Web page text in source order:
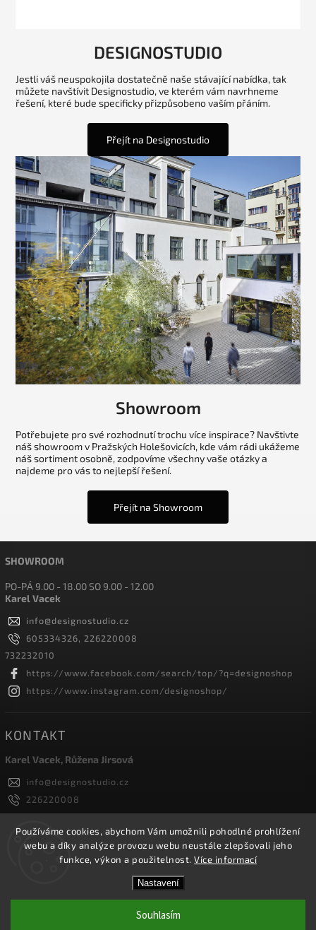
Používáme cookies, abychom Vám umožnili pohodlné prohlížení
webu a díky analýze provozu webu neustále zlepšovali jeho
funkce, výkon a použitelnost. Více informací
Nastavení
Souhlasím
DESIGNOSTUDIO
Jestli váš neuspokojila dostatečně naše stávající nabídka, tak
můžete navštívit Designostudio, ve kterém vám navrhneme
řešení, které bude specificky přizpůsobeno vaším přáním.
Přejít na Designostudio
Showroom
Potřebujete pro své rozhodnutí trochu více inspirace? Navštivte
náš showroom v Pražských Holešovicích, kde vám rádi ukážeme
náš sortiment osobně, zodpovíme všechny vaše otázky a
najdeme pro vás to nejlepší řešení.
Přejít na Showroom
SHOWROOM
PO-PÁ 9.00 - 18.00 SO 9.00 - 12.00
Karel Vacek
info@designostudio.cz
605334326, 226220008
732232010
https://www.facebook.com/search/top/?q=designoshop
https://www.instagram.com/designoshop/
KONTAKT
Karel Vacek, Růžena Jirsová
info@designostudio.cz
226220008
605334326, 732232010
Designoshop
designoshop
Designoshop. Všechna práva vyhrazena.